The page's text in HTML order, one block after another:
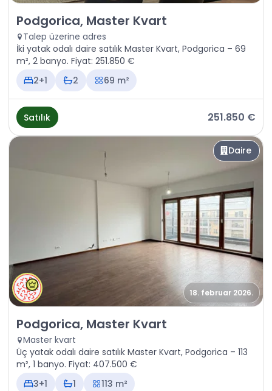
Satılık - Daire Podgorica, Master Kvart
Podgorica, Master Kvart
Talep üzerine adres
İki yatak odalı daire satılık Master Kvart, Podgorica – 69
m², 2 banyo. Fiyat: 251.850 €
2+1
2 69 m²
Satılık 251.850 €
Daire
18. februar 2026.
Satılık - Daire Podgorica, Master Kvart
Podgorica, Master Kvart
Master kvart
Üç yatak odalı daire satılık Master Kvart, Podgorica – 113
m², 1 banyo. Fiyat: 407.500 €
3+1
1 113 m²